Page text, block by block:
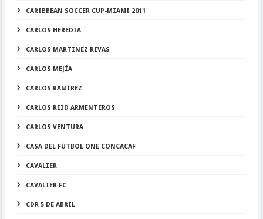
CARIBBEAN SOCCER CUP-MIAMI 2011
CARLOS HEREDIA
CARLOS MARTÍNEZ RIVAS
CARLOS MEJÍA
CARLOS RAMÍREZ
CARLOS REID ARMENTEROS
CARLOS VENTURA
CASA DEL FÚTBOL ONE CONCACAF
CAVALIER
CAVALIER FC
CDR 5 DE ABRIL